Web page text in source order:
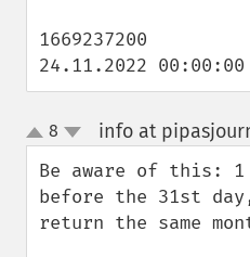
1669237200
24.11.2022 00:00:00
up
down
8 info at
Be aware of this: 1
before the 31st
return the same